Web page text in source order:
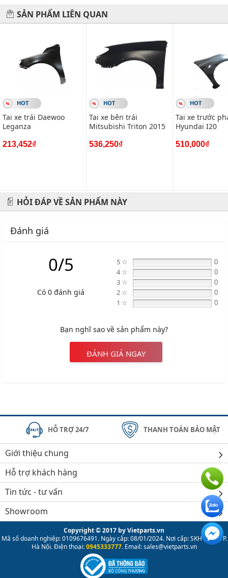
SẢN PHẨM LIÊN QUAN
HOT
Tai xe trái Daewoo
Leganza
213,452₫
HOT
Tai xe bên trái
Mitsubishi Triton 2015
536,250₫
HOT
Tai xe trước
Hyundai I20
510,000₫
HỎI ĐÁP VỀ SẢN PHẨM NÀY
Đánh giá
0/5
Có 0 đánh giá
5 ☆ 0
4 ☆ 0
3 ☆ 0
2 ☆ 0
1 ☆ 0
Bạn nghĩ sao về sản phẩm này?
ĐÁNH GIÁ NGAY
HỖ TRỢ 24/7 THANH TOÁN BẢO MẬT
Giới thiệu chung
Hỗ trợ khách hàng
Tin tức - tư vấn
Showroom
Copyright © 2017 by Vietparts.vn
Mã số doanh nghiệp: 0109676491. Ngày cấp: 08/01/2024. Nơi cấp: SKH & ĐT TP.
Hà Nội. Điện thoại:0945333777. Email: sales@vietparts.vn